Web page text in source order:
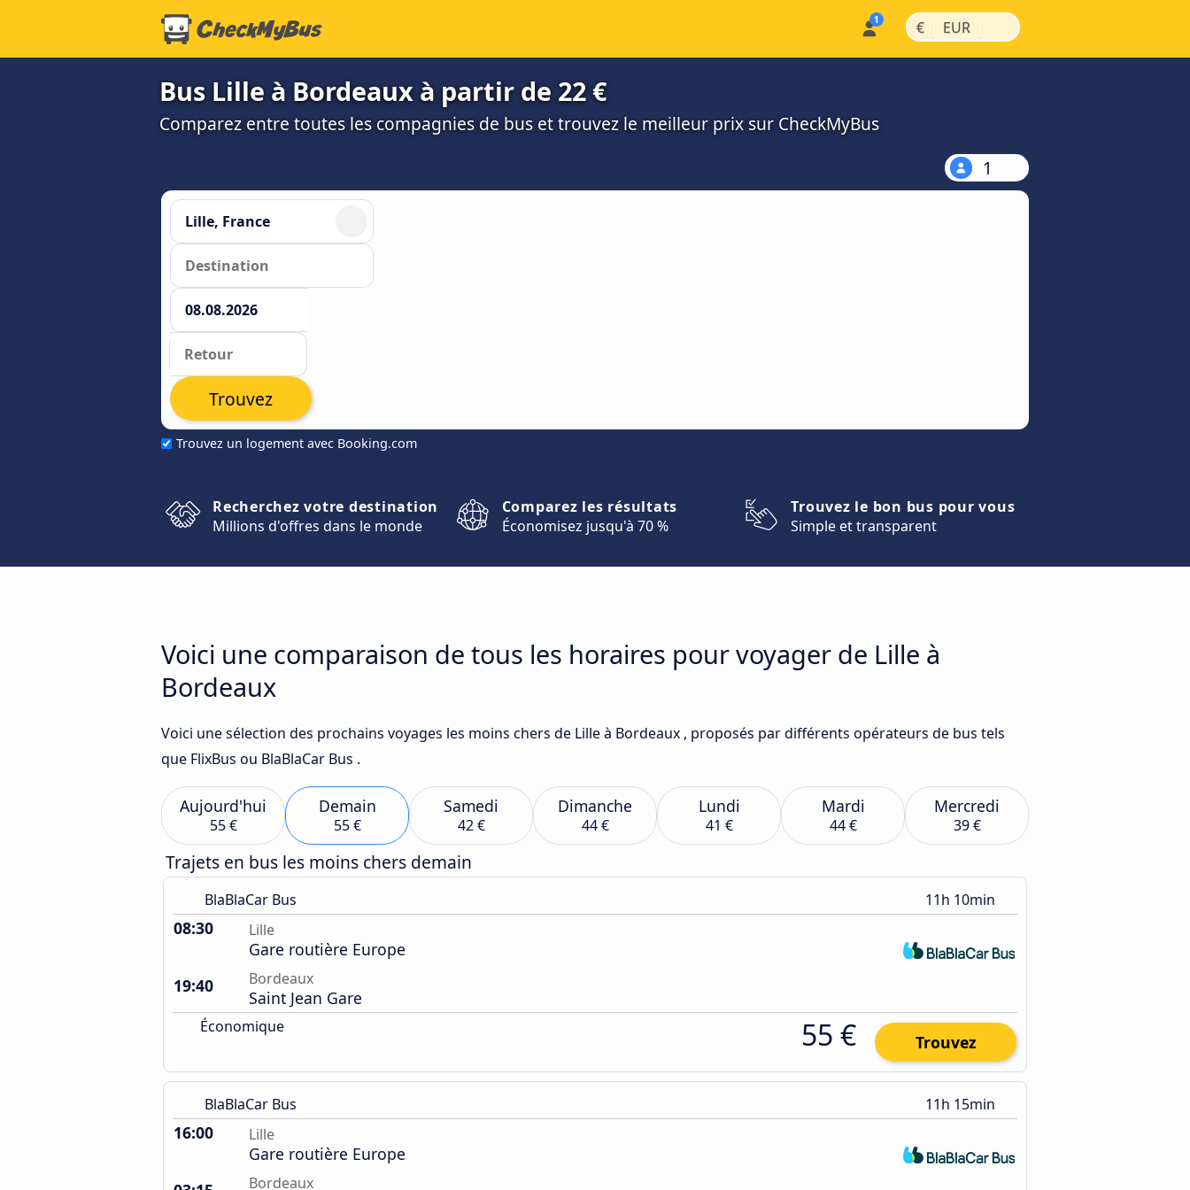
€ | EUR |
Bus Lille à Bordeaux à partir de 22 €
Comparez entre toutes les compagnies de bus et trouvez le meilleur prix sur CheckMyBus
1
Trouvez un logement avec Booking.com
Trouvez
Recherchez votre destination
Millions d'offres dans le monde
Comparez les résultats
Économisez jusqu'à 70 %
Trouvez le bon bus pour vous
Simple et transparent
Voici une comparaison de tous les horaires pour voyager de Lille à
Bordeaux
Voici une sélection des prochains voyages les moins chers de Lille à Bordeaux , proposés par différents opérateurs de bus tels
que FlixBus ou BlaBlaCar Bus .
Aujourd'hui
55 €
Demain
55 €
Samedi
42 €
Dimanche
44 €
Lundi
41 €
Mardi
44 €
Mercredi
39 €
Trajets en bus les moins chers demain
BlaBlaCar Bus 11h 10min
08:30 Lille
Gare routière Europe
19:40
Bordeaux
Saint Jean Gare
Économique 55 € Trouvez
BlaBlaCar Bus 11h 15min
16:00 Lille
Gare routière Europe
Bordeaux